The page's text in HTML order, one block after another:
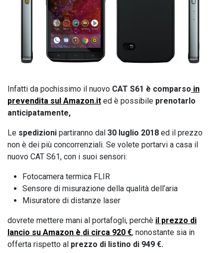
Infatti da pochissimo il nuovo CAT S61 è comparso in
prevendita sul Amazon.it ed è possibile prenotarlo
anticipatamente,
Le spedizioni partiranno dal 30 luglio 2018 ed il prezzo
non è dei più concorrenziali. Se volete portarvi a casa il
nuovo CAT S61, con i suoi sensori:
Fotocamera termica FLIR
Sensore di misurazione della qualità dell’aria
Misuratore di distanze laser
dovrete mettere mani al portafogli, perchè il prezzo di
lancio su Amazon è di circa 920 €, nonostante sia in
offerta rispetto al prezzo di listino di 949 €.